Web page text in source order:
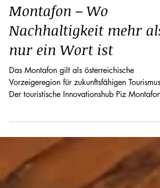
12. Jan.
Montafon – Wo
Nachhaltigkeit mehr als
nur ein Wort ist
Das Montafon gilt als österreichische
Der touristische Innovationshub Piz Montafon
realisiert neue Ansätze für Gästeerlebnis,
Mobilität, Energie, Digitalisierung und
regionale Wertschöpfung – Für Ferien mit